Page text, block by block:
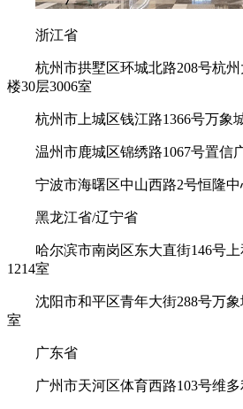
浙江省
杭州市拱墅区环城北路208号杭
楼30层3006室
杭州市上城区钱江路1366号万象
温州市鹿城区锦绣路1067号置信
宁波市海曙区中山西路2号恒隆中
黑龙江省/辽宁省
哈尔滨市南岗区东大直街146号
1214室
沈阳市和平区青年大街288号万
室
广东省
广州市天河区体育西路103号维